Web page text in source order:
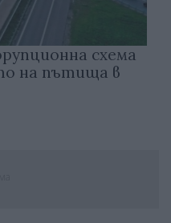
схема
на пътища в